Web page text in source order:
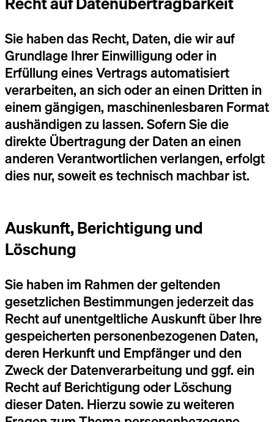
Sie haben das Recht, Daten, die wir auf
Grundlage Ihrer Einwilligung oder in
Erfüllung eines Vertrags automatisiert
verarbeiten, an sich oder an einen Dritten in
einem gängigen, maschinenlesbaren Format
aushändigen zu lassen. Sofern Sie die
direkte Übertragung der Daten an einen
anderen Verantwortlichen verlangen, erfolgt
dies nur, soweit es technisch machbar ist.
Auskunft, Berichtigung und
Löschung
Sie haben im Rahmen der geltenden
gesetzlichen Bestimmungen jederzeit das
Recht auf unentgeltliche Auskunft über Ihre
gespeicherten personenbezogenen Daten,
deren Herkunft und Empfänger und den
Zweck der Datenverarbeitung und ggf. ein
Recht auf Berichtigung oder Löschung
dieser Daten. Hierzu sowie zu weiteren